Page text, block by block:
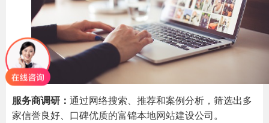
服务商调研： 通过网络搜索、推荐和案例分析，筛选出多
家信誉良好、口碑优质的富锦本地网站建设公司。